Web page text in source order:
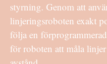
styrning. Genom att
linjeringsroboten exakt
följa en
för roboten att måla